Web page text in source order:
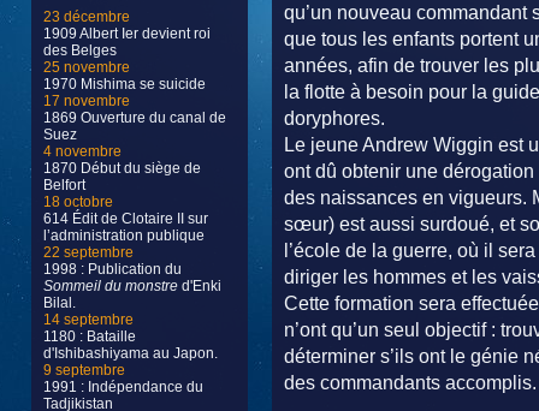
23 décembre
1909 Albert Ier devient roi
des Belges
25 novembre
1970 Mishima se suicide
17 novembre
1869 Ouverture du canal de
Suez
4 novembre
1870 Début du siège de
Belfort
18 octobre
614 Édit de Clotaire II sur
l’administration publique
22 septembre
1998 : Publication du
Sommeil du monstre d'Enki
Bilal.
14 septembre
1180 : Bataille
d'Ishibashiyama au Japon.
9 septembre
1991 : Indépendance du
Tadjikistan
qu’un nouveau commandant
que tous les enfants portent
années, afin de trouver les
la flotte à besoin pour la
doryphores.
Le jeune Andrew Wiggin est
ont dû obtenir une
des naissances en vigueurs.
sœur) est aussi surdoué, et
l’école de la guerre, où il
diriger les hommes et les
Cette formation sera
n’ont qu’un seul objectif :
déterminer s’ils ont le génie
des commandants